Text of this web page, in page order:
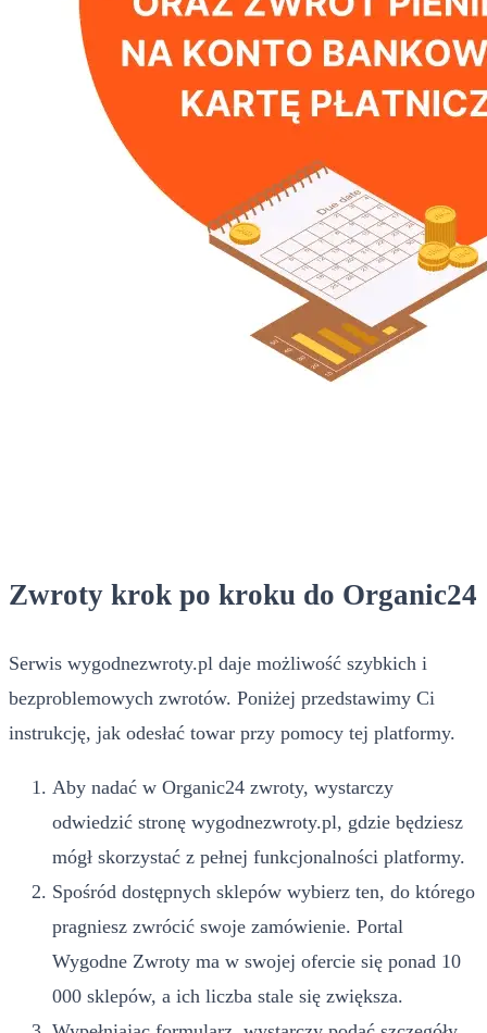
Zwroty krok po kroku do Organic24
Serwis wygodnezwroty.pl daje możliwość szybkich i
bezproblemowych zwrotów. Poniżej przedstawimy Ci
instrukcję, jak odesłać towar przy pomocy tej platformy.
Aby nadać w Organic24 zwroty, wystarczy
odwiedzić stronę wygodnezwroty.pl, gdzie będziesz
mógł skorzystać z pełnej funkcjonalności platformy.
Spośród dostępnych sklepów wybierz ten, do którego
pragniesz zwrócić swoje zamówienie. Portal
Wygodne Zwroty ma w swojej ofercie się ponad 10
000 sklepów, a ich liczba stale się zwiększa.